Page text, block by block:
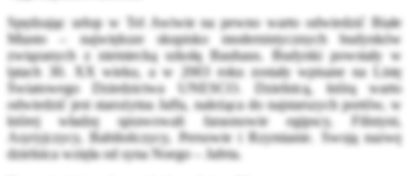
Spędzając urlop w Tel Awiwie na pewno warto odwiedzić Białe
Miasto – największe skupisko modernistycznych budynków
związanych z niemiecką szkołą Bauhaus. Budynki powstały w
latach 30. XX wieku, a w 2003 roku zostały wpisane na Listę
Światowego Dziedzictwa UNESCO. Dzielnicą, którą warto
odwiedzić jest starożytna Jaffa, należąca do najstarszych portów, w
której władzę sprawowali faraonowie egipscy, Filistyni,
Asyryjczycy, Babilończycy, Persowie i Rzymianie. Swoją nazwę
dzielnica wzięła od syna Noego – Jafeta.